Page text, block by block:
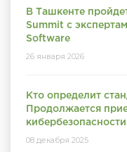
В Ташкенте
Summit с
Software
26 января 2026
Кто определит
Продолжается
08 декабря 2025